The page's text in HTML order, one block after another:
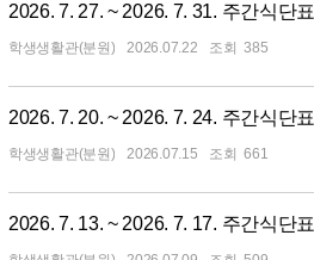
2026. 7. 27. ~ 2026. 7. 31. 주간식단표
학생생활관(분원) 2026.07.22 385
2026. 7. 20. ~ 2026. 7. 24. 주간식단표
학생생활관(분원) 2026.07.15 661
2026. 7. 13. ~ 2026. 7. 17. 주간식단표